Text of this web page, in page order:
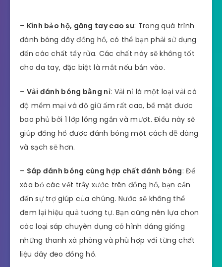
– Kính bảo hộ, găng tay cao su: Trong quá trình
đánh bóng dây đồng hồ, có thể bạn phải sử dụng
đến các chất tẩy rửa. Các chất này sẽ không tốt
cho da tay, đặc biệt là mắt nếu bắn vào.
– Vải đánh bóng bằng nỉ: Vải nỉ là một loại vải có
độ mềm mại và độ giữ ấm rất cao, bề mặt được
bao phủ bởi 1 lớp lông ngắn và mượt. Điều này sẽ
giúp đồng hồ được đánh bóng một cách dễ dàng
và sạch sẽ hơn.
– Sáp đánh bóng cùng hợp chất đánh bóng: Để
xóa bỏ các vết trầy xước trên đồng hồ, bạn cần
đến sự trợ giúp của chúng. Nước sẽ không thể
đem lại hiệu quả tương tự. Bạn cũng nên lựa chọn
các loại sáp chuyên dụng có hình dáng giống
những thanh xà phòng và phù hợp với từng chất
liệu dây đeo đồng hồ.